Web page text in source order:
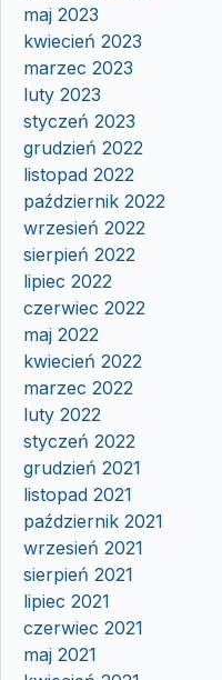
maj 2023
kwiecień 2023
marzec 2023
luty 2023
styczeń 2023
grudzień 2022
listopad 2022
październik 2022
wrzesień 2022
sierpień 2022
lipiec 2022
czerwiec 2022
maj 2022
kwiecień 2022
marzec 2022
luty 2022
styczeń 2022
grudzień 2021
listopad 2021
październik 2021
wrzesień 2021
sierpień 2021
lipiec 2021
czerwiec 2021
maj 2021